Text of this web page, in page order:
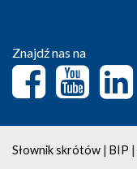
Znajdź nas na
Słownik skrótów | BIP |